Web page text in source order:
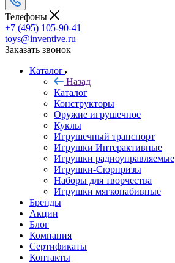
Телефоны
+7 (495) 105-90-41
toys@inventive.ru
Заказать звонок
Каталог
Назад
Каталог
Конструкторы
Оружие игрушечное
Куклы
Игрушечный транспорт
Игрушки Интерактивные
Игрушки радиоуправляемые
Игрушки-Сюрпризы
Наборы для творчества
Игрушки мягконабивные
Бренды
Акции
Блог
Компания
Сертификаты
Контакты